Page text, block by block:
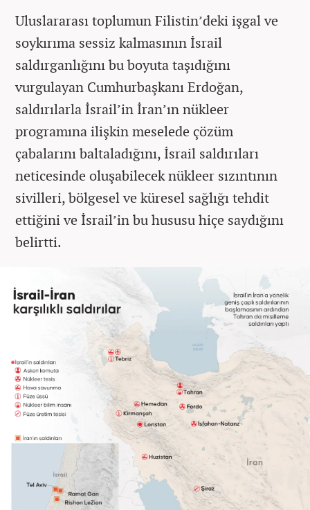
Uluslararası toplumun Filistin’deki işgal ve
soykırıma sessiz kalmasının İsrail
saldırganlığını bu boyuta taşıdığını
vurgulayan Cumhurbaşkanı Erdoğan,
saldırılarla İsrail’in İran’ın nükleer
programına ilişkin meselede çözüm
çabalarını baltaladığını, İsrail saldırıları
neticesinde oluşabilecek nükleer sızıntının
sivilleri, bölgesel ve küresel sağlığı tehdit
ettiğini ve İsrail’in bu hususu hiçe saydığını
belirtti.